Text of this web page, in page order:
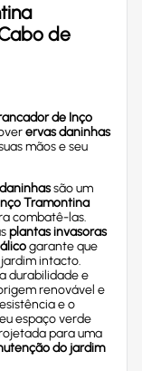
de
de Inço
ervas daninhas
mãos e seu
são um
Tramontina
combatê-las.
plantas invasoras
garante que
intacto.
durabilidade e
renovável e
e o
espaço verde
para uma
do jardim